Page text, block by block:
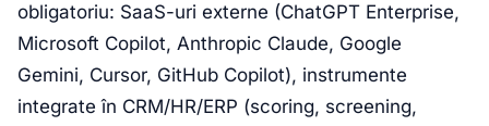
obligatoriu: SaaS-uri externe (ChatGPT Enterprise,
Microsoft Copilot, Anthropic Claude, Google
Gemini, Cursor, GitHub Copilot), instrumente
integrate în CRM/HR/ERP (scoring, screening,